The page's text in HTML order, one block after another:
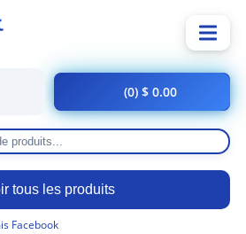
tous les produits
(0) $ 0.00
Facebook